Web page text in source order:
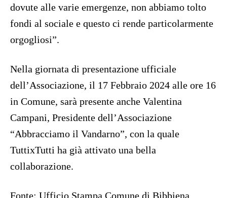
dovute alle varie emergenze, non abbiamo tolto
fondi al sociale e questo ci rende particolarmente
orgogliosi”.
Nella giornata di presentazione ufficiale
dell’Associazione, il 17 Febbraio 2024 alle ore 16
in Comune, sarà presente anche Valentina
Campani, Presidente dell’Associazione
“Abbracciamo il Vandarno”, con la quale
TuttixTutti ha già attivato una bella
collaborazione.
Fonte: Ufficio Stampa Comune di Bibbiena